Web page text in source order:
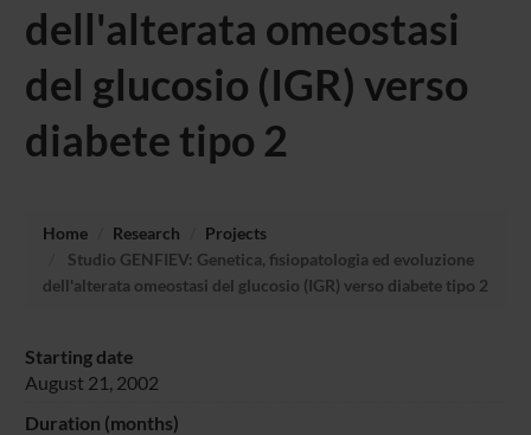
dell'alterata omeostasi
del glucosio (IGR) verso
diabete tipo 2
Home Research
Projects
Studio GENFIEV: Genetica, fisiopatologia ed evoluzione
dell'alterata omeostasi del glucosio (IGR) verso diabete tipo 2
Starting date
August 21, 2002
Duration (months)